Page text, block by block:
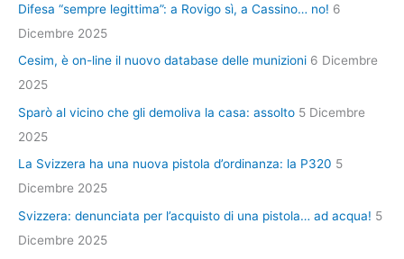
Difesa “sempre legittima”: a Rovigo sì, a Cassino… no! 6
Dicembre 2025
Cesim, è on-line il nuovo database delle munizioni 6 Dicembre
2025
Sparò al vicino che gli demoliva la casa: assolto 5 Dicembre
2025
La Svizzera ha una nuova pistola d’ordinanza: la P320 5
Dicembre 2025
Svizzera: denunciata per l’acquisto di una pistola… ad acqua! 5
Dicembre 2025